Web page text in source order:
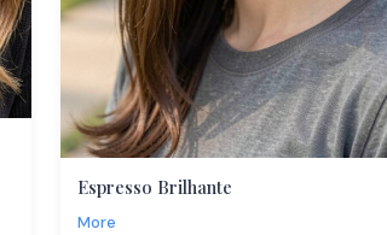
Espresso Brilhante
More